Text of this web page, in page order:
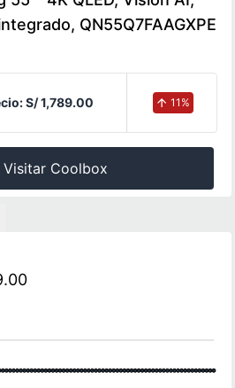
QN55Q7FAAGXPE
S/ 1,789.00 11 %
Visitar Coolbox